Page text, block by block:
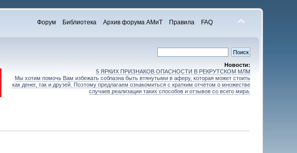
Форум Библиотека Архив форума АМиТ Правила FAQ
Новости:
5 ЯРКИХ ПРИЗНАКОВ ОПАСНОСТИ В РЕКРУТСКОМ МЛМ
Мы хотим помочь Вам избежать соблазна быть втянутыми в аферу, которая может стоить
как денег, так и друзей. Поэтому предлагаем ознакомиться с кратким отчётом о множестве
случаев реализации таких способов и отзывов со всего мира.